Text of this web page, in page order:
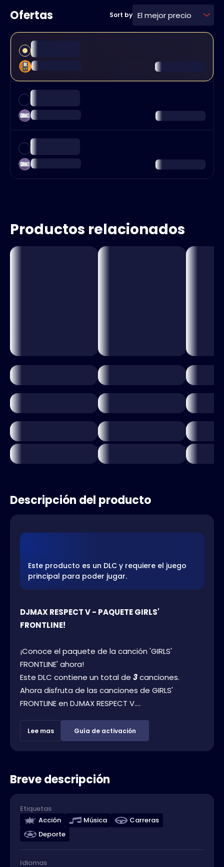
Ofertas Sort by El mejor precio
Productos relacionados
Descripción del producto
Este producto es un DLC y requiere el juego
principal para poder jugar.
DJMAX RESPECT V - PAQUETE GIRLS'
FRONTLINE!
¡Conoce el paquete de la canción 'GIRLS'
FRONTLINE' ahora!
Este DLC contiene un total de 3canciones.
Ahora disfruta de las canciones de GIRLS'
FRONTLINE en DJMAX RESPECT V....
Lee mas Guía de activación
Breve descripción
Etiquetas
Acción
Música
Carreras
Deporte
Idiomas